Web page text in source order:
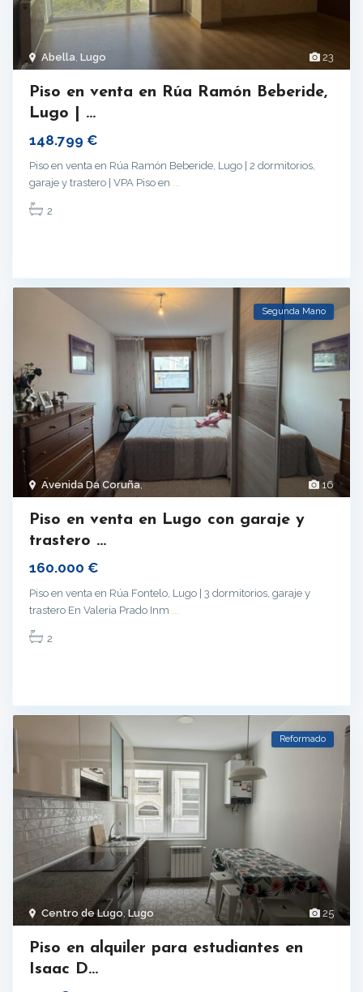
23
Abella Lugo
Piso en venta en Rúa Ramón Beberide,
Lugo | ...
148.799 €
Piso en venta en Rúa Ramón Beberide, Lugo | 2 dormitorios,
garaje y trastero | VPA Piso en
2
16
Avenida Da Coruña,
Segunda Mano
Piso en venta en Lugo con garaje y
trastero ...
160.000 €
Piso en venta en Rúa Fontelo, Lugo | 3 dormitorios, garaje y
trastero En Valeria Prado Inm ...
2
25
Centro de Lugo,Lugo
Reformado
Piso en alquiler para estudiantes en
Isaac D...